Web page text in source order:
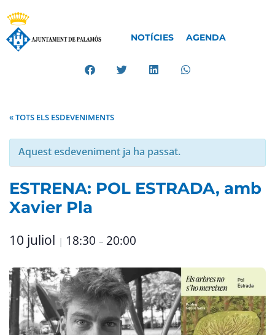
NOTÍCIES AGENDA
« TOTS ELS ESDEVENIMENTS
Aquest esdeveniment ja ha passat.
ESTRENA: POL ESTRADA, amb
Xavier Pla
10 juliol | 18:30 – 20:00